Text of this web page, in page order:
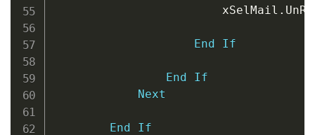
                        xSelMail
.
End If
End
If
Next
End
If